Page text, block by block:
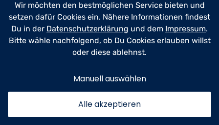
Fazit: Mit der richtigen Baumschnitt
Technik zum Erfolg
richtige Baumschnitt Technik ist keine Geheimwissenschaft,
passenden Werkzeugen und dem Vertrauen in die
Regenerationskraft der Natur. Mit der 4-D-Regel hast Du einen
Wir möchten den bestmöglichen Service bieten und
setzen dafür Cookies ein. Nähere Informationen findest
Du in der Datenschutzerklärung und dem Impressum.
Bitte wähle nachfolgend, ob Du Cookies erlauben willst
oder diese ablehnst.
Manuell auswählen
Alle akzeptieren